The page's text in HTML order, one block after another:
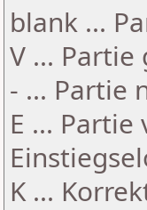
blank ...
V ...
- ... Partie
E ...
K ...